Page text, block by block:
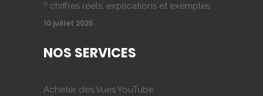
? chiffres réels, explications et exemples
10 juillet 2025
NOS SERVICES
Acheter des Vues YouTube